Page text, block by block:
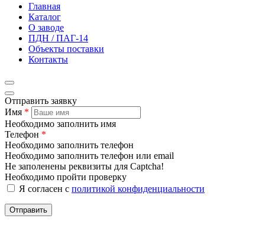
Главная
Каталог
О заводе
ПДН / ПАГ-14
Объекты поставки
Контакты
Отправить заявку
Имя *
Необходимо заполнить имя
Телефон *
Необходимо заполнить телефон
Необходимо заполнить телефон или email
Не заполенены реквизиты для Captcha!
Необходимо пройти проверку
Я согласен с политикой конфиденциальности
Отправить